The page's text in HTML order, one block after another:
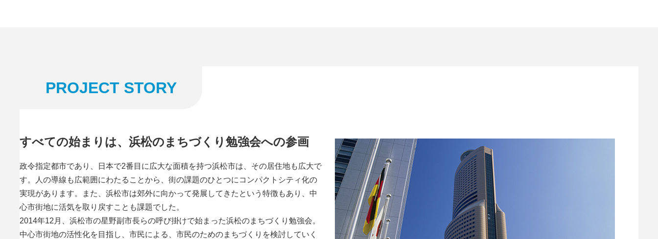
PROJECT STORY
すべての始まりは、浜松のまちづくり勉強会への参画
政令指定都市であり、日本で2番目に広大な面積を持つ浜松市は、その居住地も広大で
す。人の導線も広範囲にわたることから、街の課題のひとつにコンパクトシティ化の
実現があります。また、浜松市は郊外に向かって発展してきたという特徴もあり、中
心市街地に活気を取り戻すことも課題でした。
2014年12月、浜松市の星野副市長らの呼び掛けで始まった浜松のまちづくり勉強会。
中心市街地の活性化を目指し、市民による、市民のためのまちづくりを検討していく